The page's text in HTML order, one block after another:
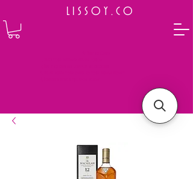
L I S S O Y . C O